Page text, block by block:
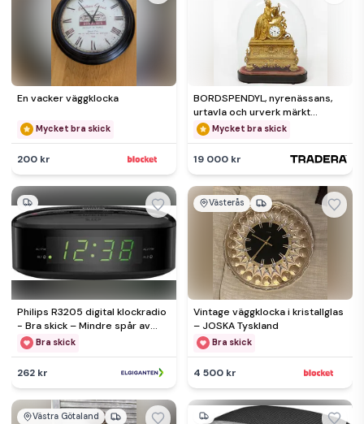
En vacker väggklocka
Mycket bra skick
200 kr
BORDSPENDYL, nyrenässans,
urtavla och urverk märkt
"F.L.Hausburg, A Paris", 1800
Mycket bra skick
19 000 kr
Philips R3205 digital klockradio
- Bra skick – Mindre spår av
användning
Bra skick
262 kr
Västerås
Vintage väggklocka i kristallglas
– JOSKA Tyskland
Bra skick
4 500 kr
Västra Götaland